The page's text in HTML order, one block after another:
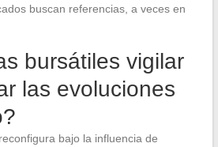
buscan referencias, a veces en
bursátiles vigilar
las evoluciones
bajo la influencia de